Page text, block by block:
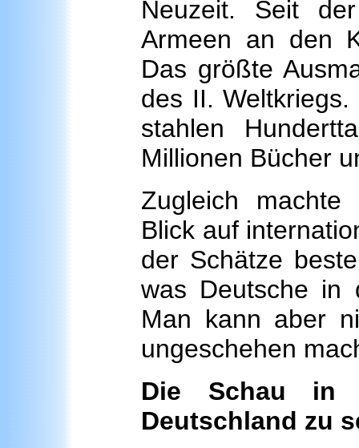
Neuzeit. Seit
Armeen an den
Das größte
des II.
stahlen
Millionen Bücher
Zugleich
Blick auf
der Schätze
was Deutsche in
Man kann aber
ungeschehen
Die Schau in
Deutschland zu